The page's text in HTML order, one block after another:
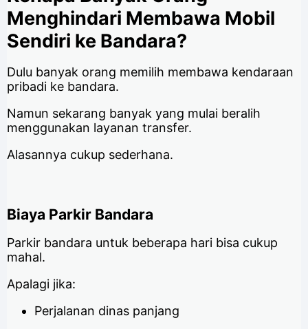
Menghindari Membawa Mobil
Sendiri ke Bandara?
Dulu banyak orang memilih membawa kendaraan
pribadi ke bandara.
Namun sekarang banyak yang mulai beralih
menggunakan layanan transfer.
Alasannya cukup sederhana.
Biaya Parkir Bandara
Parkir bandara untuk beberapa hari bisa cukup
mahal.
Apalagi jika:
Perjalanan dinas panjang